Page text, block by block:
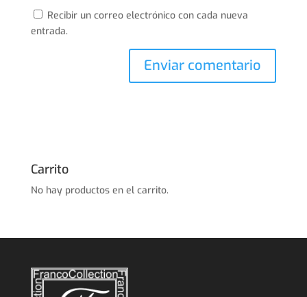
Recibir un correo electrónico con cada nueva
entrada.
Carrito
No hay productos en el carrito.